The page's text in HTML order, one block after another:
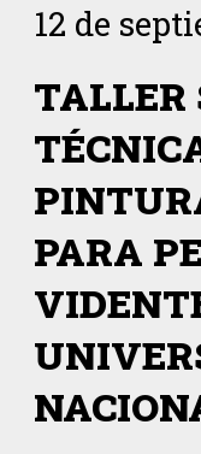
12 de
TALLER
PARA